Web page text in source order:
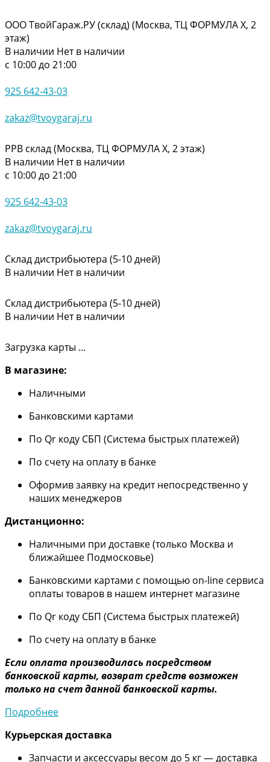
ООО ТвойГараж.РУ (склад) (Москва, ТЦ ФОРМУЛА Х, 2
этаж)
В наличии Нет в наличии
с 10:00 до 21:00
925 642-43-03
zakaz@tvoygaraj.ru
РРВ склад (Москва, ТЦ ФОРМУЛА Х, 2 этаж)
В наличии Нет в наличии
с 10:00 до 21:00
925 642-43-03
zakaz@tvoygaraj.ru
Склад дистрибьютера (5-10 дней)
В наличии Нет в наличии
Склад дистрибьютера (5-10 дней)
В наличии Нет в наличии
Загрузка карты ...
В магазине:
Наличными
Банковскими картами
По Qr коду СБП (Система быстрых платежей)
По счету на оплату в банке
Оформив заявку на кредит непосредственно у
наших менеджеров
Дистанционно:
Наличными при доставке (только Москва и
ближайшее Подмосковье)
Банковскими картами с помощью on-line сервиса
оплаты товаров в нашем интернет магазине
По Qr коду СБП (Система быстрых платежей)
По счету на оплату в банке
Если оплата производилась посредством
банковской карты, возврат средств возможен
только на счет данной банковской карты.
Подробнее
Курьерская доставка
Запчасти и аксессуары весом до 5 кг — доставка